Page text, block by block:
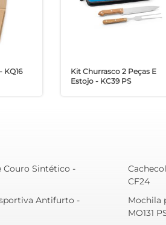
KQ16
Kit Churrasco 2 Peças E
Estojo - KC39 PS
Couro Sintético -
Antifurto -
CF24
Mochila
MO131